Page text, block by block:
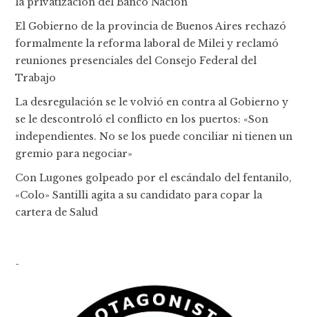
El Gobierno de la provincia de Buenos Aires rechazó
formalmente la reforma laboral de Milei y reclamó
reuniones presenciales del Consejo Federal del
Trabajo
La desregulación se le volvió en contra al Gobierno y
se le descontroló el conflicto en los puertos: «Son
independientes. No se los puede conciliar ni tienen un
gremio para negociar»
Con Lugones golpeado por el escándalo del fentanilo,
«Colo» Santilli agita a su candidato para copar la
cartera de Salud
-